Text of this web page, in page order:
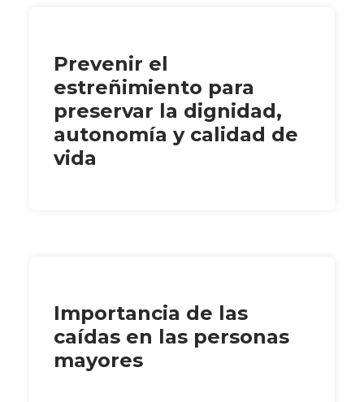
Prevenir el
estreñimiento para
preservar la dignidad,
autonomía y calidad de
vida
Importancia de las
caídas en las personas
mayores